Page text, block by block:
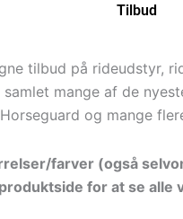
Tilbud
tilbud på rideudstyr,
mange af de
og mange
farver (også
for at se